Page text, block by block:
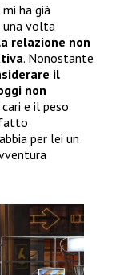
ha già
una volta
relazione non
. Nonostante
il
non
e il peso
per lei un